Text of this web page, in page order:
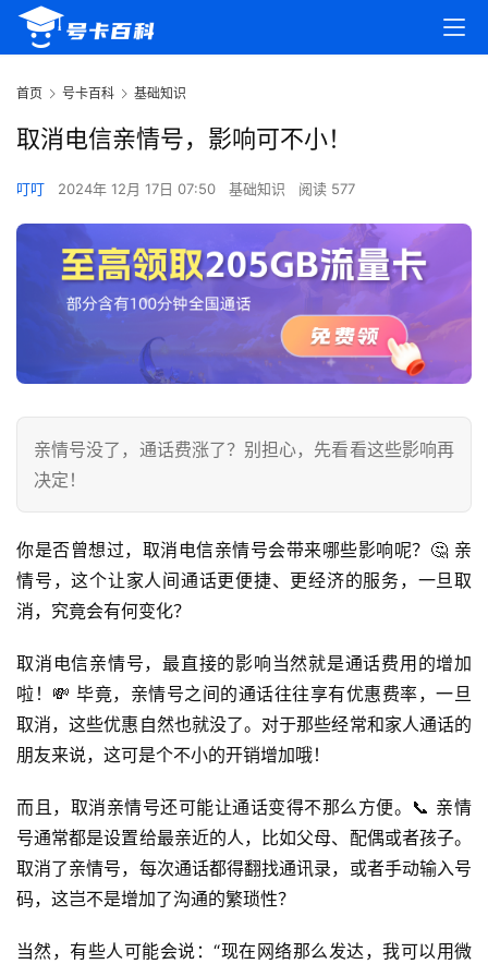
首页 号卡百科 基础知识
取消电信亲情号，影响可不小！
叮叮 2024年 12月 17日 07:50 基础知识 阅读 577
亲情号没了，通话费涨了？别担心，先看看这些影响再
决定！
你是否曾想过，取消电信亲情号会带来哪些影响呢？🤔 亲
情号，这个让家人间通话更便捷、更经济的服务，一旦取
消，究竟会有何变化？
取消电信亲情号，最直接的影响当然就是通话费用的增加
啦！💸 毕竟，亲情号之间的通话往往享有优惠费率，一旦
取消，这些优惠自然也就没了。对于那些经常和家人通话的
朋友来说，这可是个不小的开销增加哦！
而且，取消亲情号还可能让通话变得不那么方便。📞 亲情
号通常都是设置给最亲近的人，比如父母、配偶或者孩子。
取消了亲情号，每次通话都得翻找通讯录，或者手动输入号
码，这岂不是增加了沟通的繁琐性？
当然，有些人可能会说：“现在网络那么发达，我可以用微